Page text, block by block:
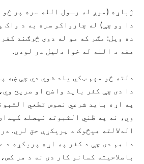
ژباړه (موږ له رسول الله سره پر
دا وو چې) له چارواکو سره به د واک
ده ویل: مګر که مو له دوی څرګند
هغه د الله له خوا دلیل در لودی.
دلته څو مهم ټکي یاد شوي دي چې ښه
دا دی چې کفر باید واضح او صریح
په اړه باید شرعي نصوص قطعي
وي، نه په ظني الثبوته فیصله
الدلالته هيڅوک د پریکړې حق لري.
دا هم دی چې د کفر په اړه پریکړه د
باصلاحیته کسانو کار دی نه د هر